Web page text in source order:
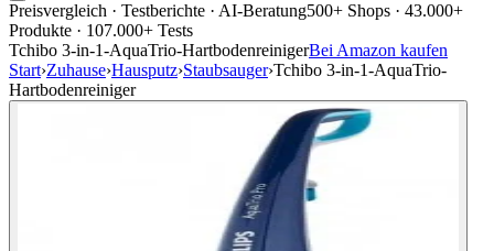
Preisvergleich · Testberichte · AI-Beratung500+ Shops · 43.000+
Produkte · 107.000+ Tests
Tchibo 3-in-1-AquaTrio-HartbodenreinigerBei Amazon kaufen
Start›Zuhause›Hausputz›Staubsauger›Tchibo 3-in-1-AquaTrio-
Hartbodenreiniger